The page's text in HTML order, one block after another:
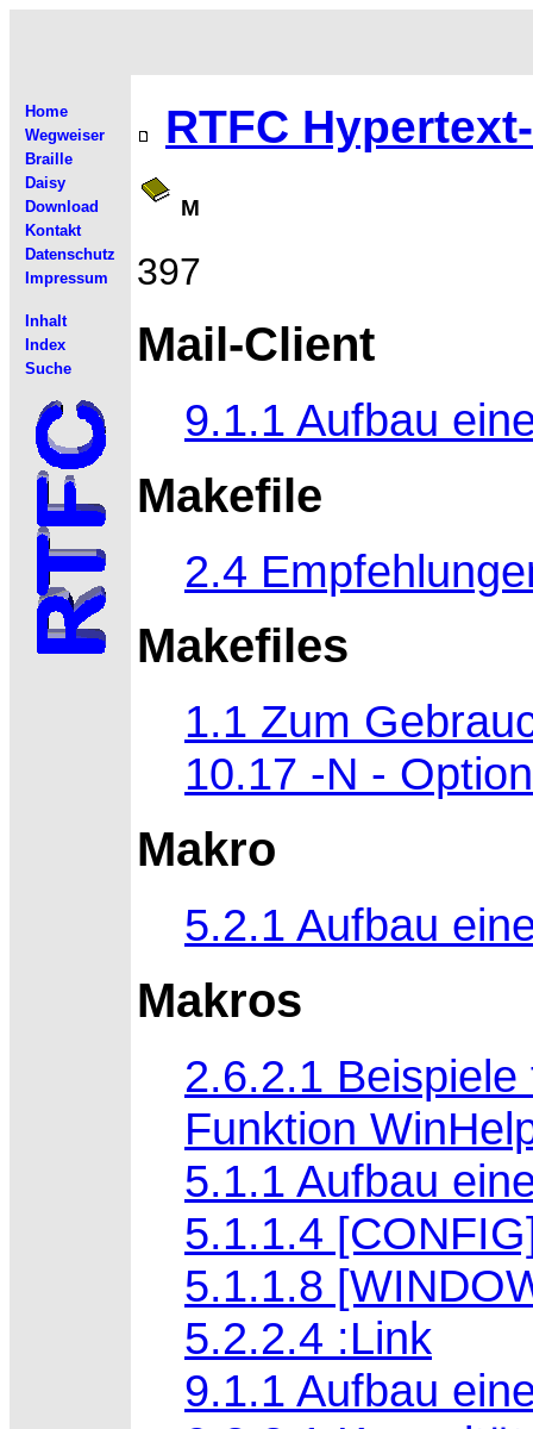
Home
Wegweiser
Braille
Daisy
Download
Kontakt
Datenschutz
Impressum
Inhalt
Index
Suche
RTFC
M
397
Mail-Client
9.1.1 Aufbau
Makefile
2.4
Makefiles
1.1 Zum
10.17 -N -
Makro
5.2.1 Aufbau
Makros
2.6.2.1
Funktion
5.1.1 Aufbau
5.1.1.4
5.1.1.8
5.2.2.4 :Link
9.1.1 Aufbau